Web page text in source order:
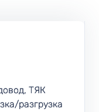
ТЯК
разгрузка